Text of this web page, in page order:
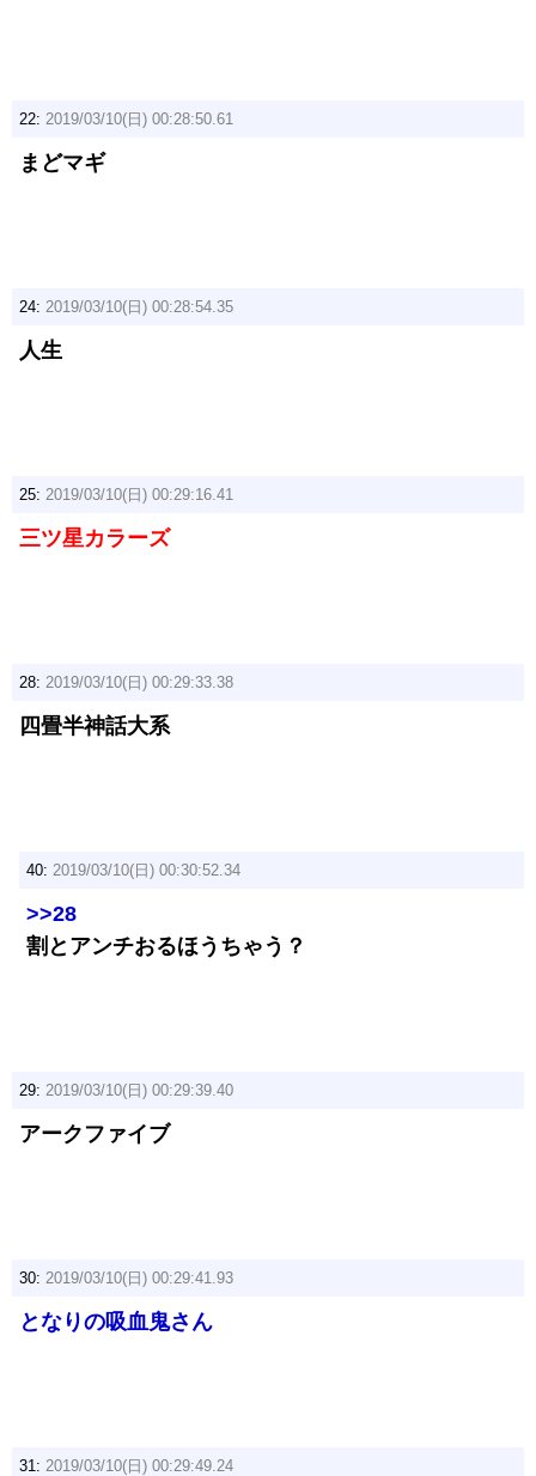
22: 2019/03/10(日) 00:28:50.61
まどマギ
24: 2019/03/10(日) 00:28:54.35
人生
25: 2019/03/10(日) 00:29:16.41
三ツ星カラーズ
28: 2019/03/10(日) 00:29:33.38
四畳半神話大系
40: 2019/03/10(日) 00:30:52.34
>>28
割とアンチおるほうちゃう？
29: 2019/03/10(日) 00:29:39.40
アークファイブ
30: 2019/03/10(日) 00:29:41.93
となりの吸血鬼さん
31: 2019/03/10(日) 00:29:49.24